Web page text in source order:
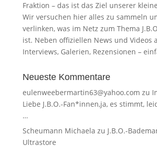
Fraktion – das ist das Ziel unserer
Wir versuchen hier alles zu sammeln
verlinken, was im Netz zum Thema
ist. Neben offiziellen News und Videos
Interviews, Galerien, Rezensionen –
Neueste Kommentare
eulenweebermartin63@yahoo.com zu
Liebe J.B.O.-Fan*innen,ja, es stimmt,
…
Scheumann Michaela zu J.B.O.-
Ultrastore